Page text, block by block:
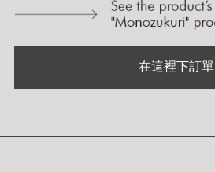
在這裡下訂單